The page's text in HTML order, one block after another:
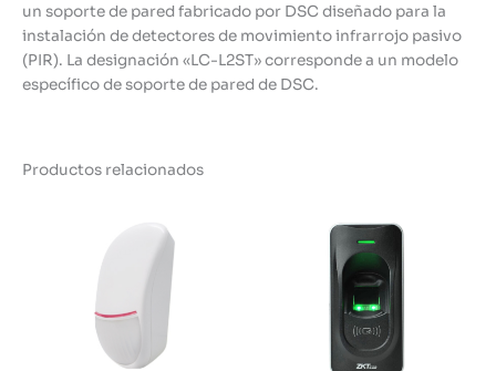
un soporte de pared fabricado por DSC diseñado para la
instalación de detectores de movimiento infrarrojo pasivo
(PIR). La designación «LC-L2ST» corresponde a un modelo
específico de soporte de pared de DSC.
Productos relacionados